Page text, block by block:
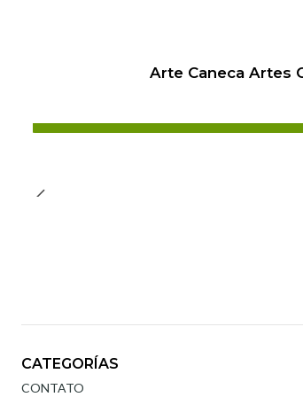
Arte Caneca Artes
CATEGORÍAS
CONTATO